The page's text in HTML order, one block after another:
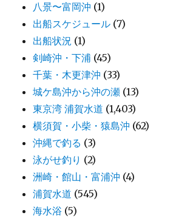
八景〜富岡沖 (1)
出船スケジュール (7)
出船状況 (1)
剣崎沖・下浦 (45)
千葉・木更津沖 (33)
城ケ島沖から沖の瀬 (13)
東京湾 浦賀水道 (1,403)
横須賀・小柴・猿島沖 (62)
沖縄で釣る (3)
泳がせ釣り (2)
洲崎・館山・富浦沖 (4)
浦賀水道 (545)
海水浴 (5)